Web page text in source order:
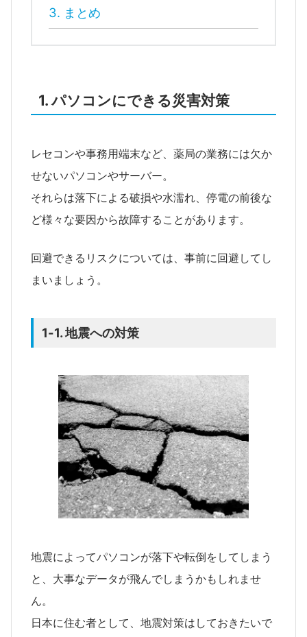
3. まとめ
1. パソコンにできる災害対策
レセコンや事務用端末など、薬局の業務には欠か
せないパソコンやサーバー。
それらは落下による破損や水濡れ、停電の前後な
ど様々な要因から故障することがあります。
回避できるリスクについては、事前に回避してし
まいましょう。
1-1. 地震への対策
地震によってパソコンが落下や転倒をしてしまう
と、大事なデータが飛んでしまうかもしれませ
ん。
日本に住む者として、地震対策はしておきたいで